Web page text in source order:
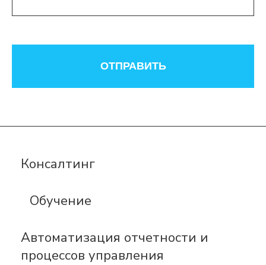
ОТПРАВИТЬ
Консалтинг
Обучение
Автоматизация отчетности и
процессов управления